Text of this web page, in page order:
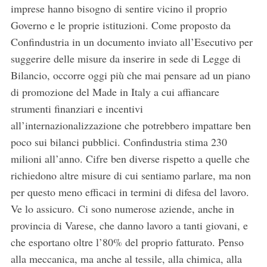
imprese hanno bisogno di sentire vicino il proprio
Governo e le proprie istituzioni. Come proposto da
Confindustria in un documento inviato all’Esecutivo per
suggerire delle misure da inserire in sede di Legge di
Bilancio, occorre oggi più che mai pensare ad un piano
di promozione del Made in Italy a cui affiancare
strumenti finanziari e incentivi
all’internazionalizzazione che potrebbero impattare ben
poco sui bilanci pubblici. Confindustria stima 230
milioni all’anno. Cifre ben diverse rispetto a quelle che
richiedono altre misure di cui sentiamo parlare, ma non
per questo meno efficaci in termini di difesa del lavoro.
Ve lo assicuro. Ci sono numerose aziende, anche in
provincia di Varese, che danno lavoro a tanti giovani, e
che esportano oltre l’80% del proprio fatturato. Penso
alla meccanica, ma anche al tessile, alla chimica, alla